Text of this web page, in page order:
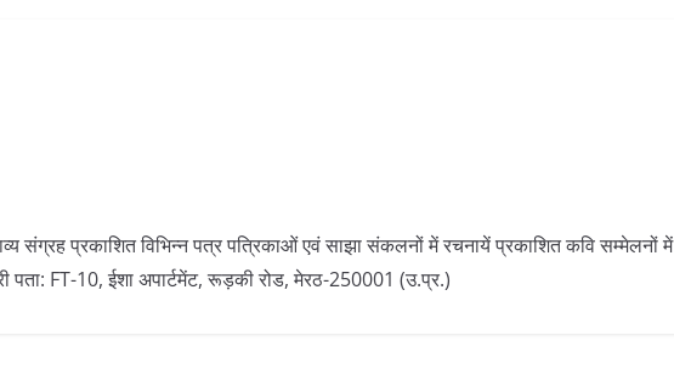
संग्रह प्रकाशित विभिन्न पत्र पत्रिकाओं एवं साझा संकलनों में रचनायें प्रकाशित कवि सम्मेलनों में
पता: FT-10, ईशा अपार्टमेंट, रूड़की रोड, मेरठ-250001 (उ.प्र.)